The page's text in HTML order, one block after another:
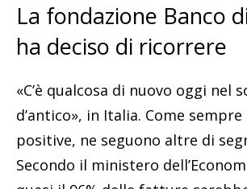
La fondazione Banco
ha deciso di ricorrere
«C’è qualcosa di nuovo oggi nel
d’antico», in Italia. Come
positive, ne seguono altre di
Secondo il ministero